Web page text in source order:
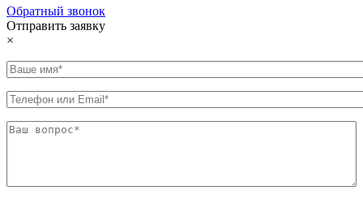
Обратный звонок
Отправить заявку
×